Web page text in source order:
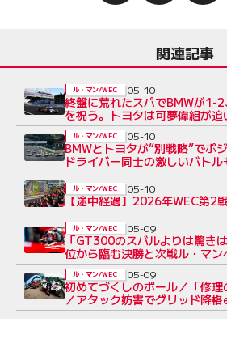
関連記事
終盤に荒れたスパでBMWが1-
を祝う。トヨタは可夢偉組が
後半レポート】
ル・マン/WEC 05-10
BMWとトヨタが“別戦略”でポ
ドライバー同士の激しいバト
前半レポート】
ル・マン/WEC 05-10
【途中経過】2026年WEC第2
ル・マン/WEC 05-10
「GT300のスバルよりは驚き
位から臨む決勝と次戦ル・マ
【第2戦決勝前トヨタ会見】
ル・マン/WEC 05-09
初めてづくしのポール／「修理
／アタック妨害でグリッド降
Topics】
ル・マン/WEC 05-09